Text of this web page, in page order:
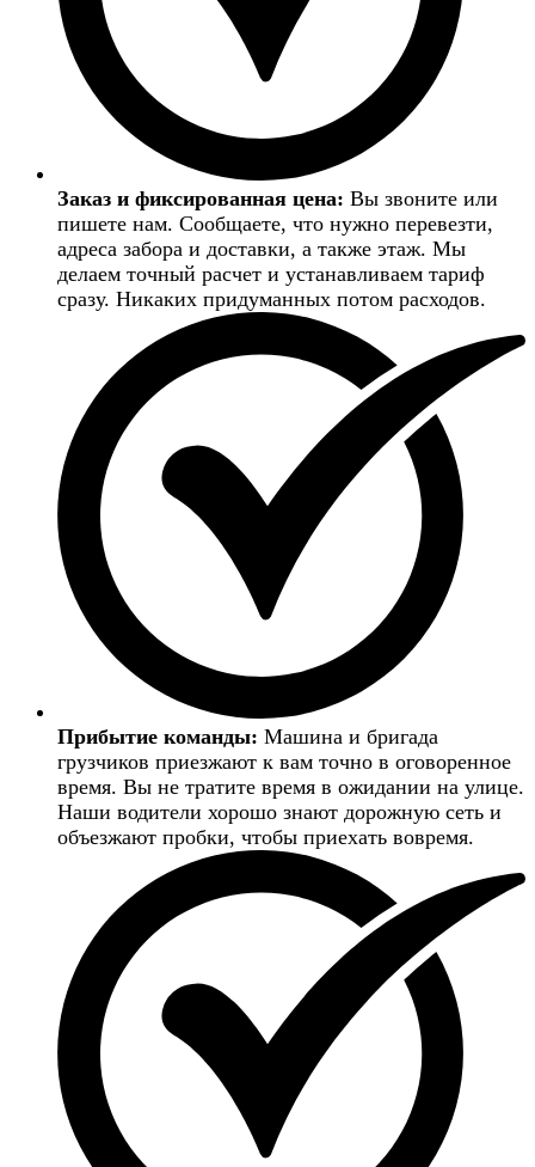
Заказ и фиксированная цена: Вы звоните или
пишете нам. Сообщаете, что нужно перевезти,
адреса забора и доставки, а также этаж. Мы
делаем точный расчет и устанавливаем тариф
сразу. Никаких придуманных потом расходов.
Прибытие команды: Машина и бригада
грузчиков приезжают к вам точно в оговоренное
время. Вы не тратите время в ожидании на улице.
Наши водители хорошо знают дорожную сеть и
объезжают пробки, чтобы приехать вовремя.